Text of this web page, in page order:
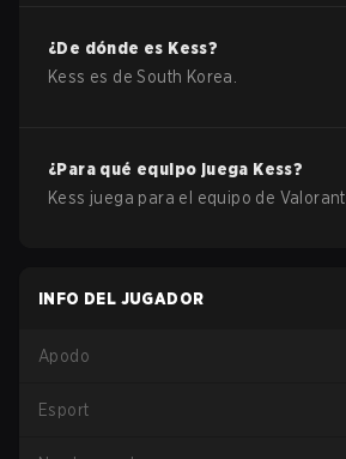
¿De dónde es Kess?
Kess es deSouth Korea
¿Para qué equipo juega Kess?
Kess juega para el equipo de Valorant
INFO DEL JUGADOR
Apodo
Esport